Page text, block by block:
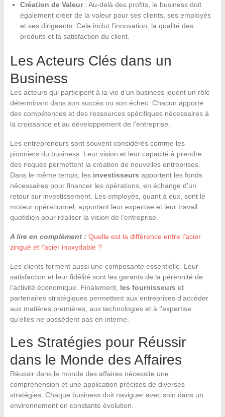
Création de Valeur: Au-delà des profits, le business doit
également créer de la valeur pour ses clients, ses employés
et ses dirigeants. Cela inclut l’innovation, la qualité des
produits et la satisfaction du client.
Les Acteurs Clés dans un
Business
Les acteurs qui participent à la vie d’un business jouent un rôle
déterminant dans son succès ou son échec. Chacun apporte
des compétences et des ressources spécifiques nécessaires à
la croissance et au développement de l’entreprise.
Les entrepreneurs sont souvent considérés comme les
pionniers du business. Leur vision et leur capacité à prendre
des risques permettent la création de nouvelles entreprises.
Dans le même temps, les investisseurs apportent les fonds
nécessaires pour financer les opérations, en échange d’un
retour sur investissement. Les employés, quant à eux, sont le
moteur opérationnel, apportant leur expertise et leur travail
quotidien pour réaliser la vision de l’entreprise.
A lire en complément : Quelle est la différence entre l'acier
zingué et l'acier inoxydable ?
Les clients forment aussi une composante essentielle. Leur
satisfaction et leur fidélité sont les garants de la pérennité de
l’activité économique. Finalement, les fournisseurs et
partenaires stratégiques permettent aux entreprises d’accéder
aux matières premières, aux technologies et à l’expertise
qu’elles ne possèdent pas en interne.
Les Stratégies pour Réussir
dans le Monde des Affaires
Réussir dans le monde des affaires nécessite une
compréhension et une application précises de diverses
stratégies. Chaque business doit naviguer avec soin dans un
environnement en constante évolution.